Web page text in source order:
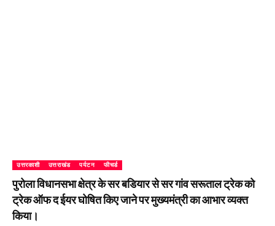
उत्तरकाशी उत्तराखंड पर्यटन फीचर्ड
पुरोला विधानसभा क्षेत्र के सर बडियार से सर गांव सरूताल ट्रेक को
ट्रेक ऑफ द ईयर घोषित किए जाने पर मुख्यमंत्री का आभार व्यक्त
किया।